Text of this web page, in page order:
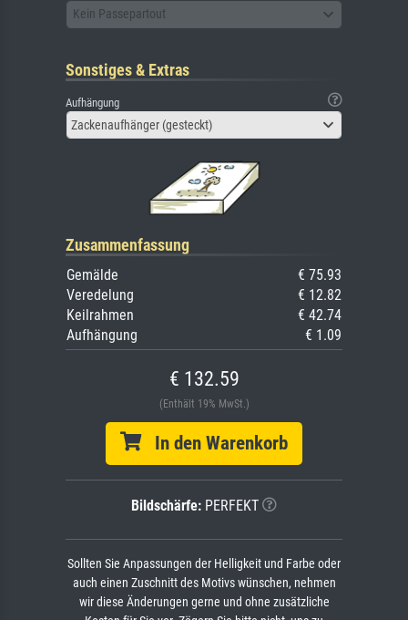
Kein Passepartout
Sonstiges & Extras
Aufhängung
Zackenaufhänger (gesteckt)
Zusammenfassung
Gemälde
€ 75.93
Veredelung
€ 12.82
Keilrahmen
€ 42.74
Aufhängung
€ 1.09
€ 132.59
(Enthält 19% MwSt.)
In den Warenkorb
Bildschärfe: PERFEKT
Sollten Sie Anpassungen der Helligkeit und Farbe oder
auch einen Zuschnitt des Motivs wünschen, nehmen
wir diese Änderungen gerne und ohne zusätzliche